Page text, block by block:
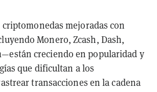
mejoradas con
Monero, Zcash, Dash,
creciendo en popularidad y
que dificultan a los
transacciones en la cadena